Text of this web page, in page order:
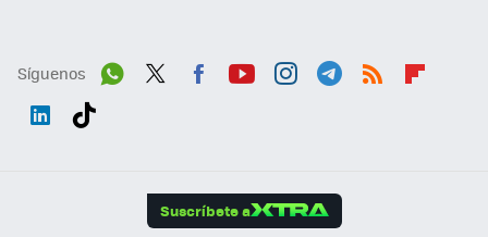
Síguenos
Suscríbete a